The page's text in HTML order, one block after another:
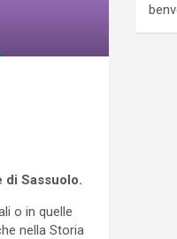
Sassuolo.
o in quelle
nella Storia